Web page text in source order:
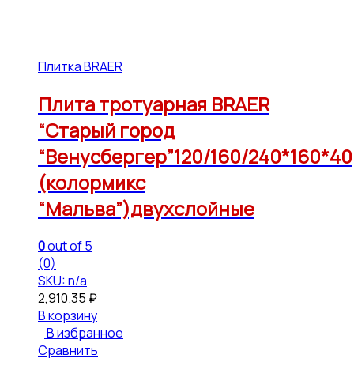
Плитка BRAER
Плита тротуарная BRAER
“Старый город
“Венусбергер”120/160/240*160*40
(колормикс
“Мальва”)двухслойные
0out of 5
(0)
SKU: n/a
2,910.35 ₽
В корзину
В избранное
Сравнить